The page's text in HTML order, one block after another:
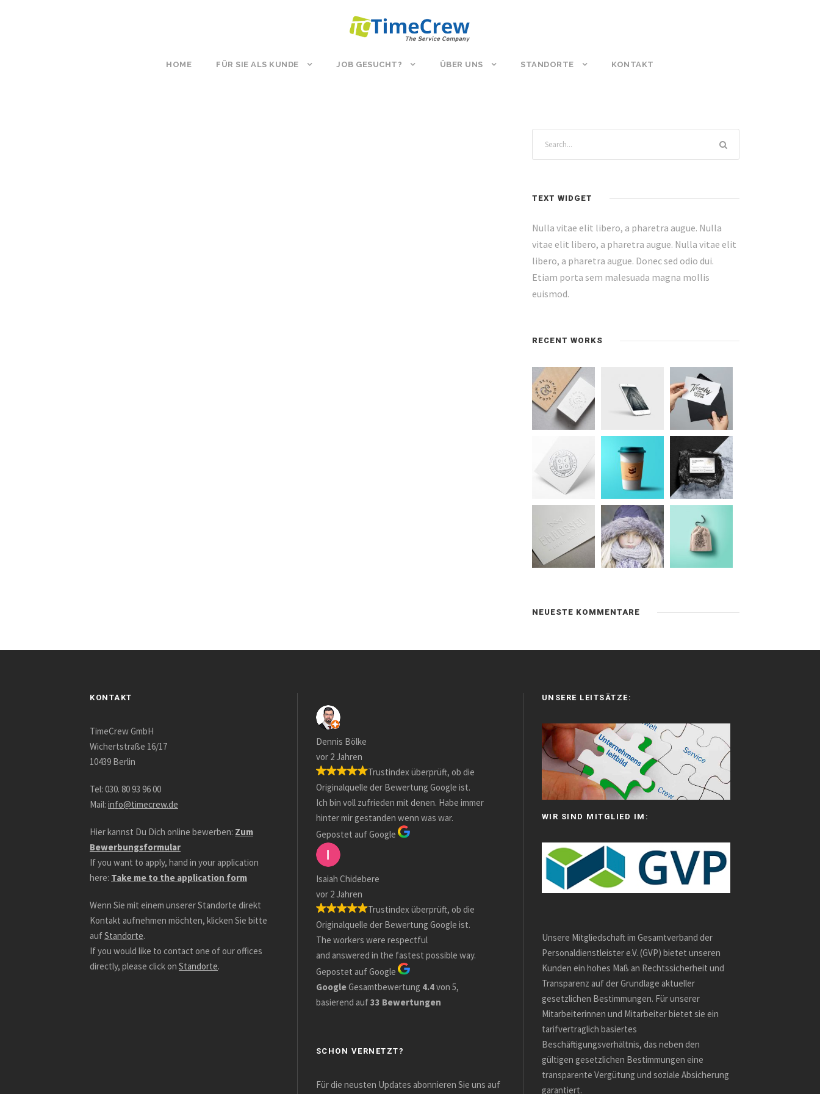
HOME FÜR SIE ALS KUNDE JOB GESUCHT? ÜBER UNS STANDORTE KONTAKT
TEXT WIDGET
Nulla vitae elit libero, a pharetra augue. Nulla
vitae elit libero, a pharetra augue. Nulla vitae elit
libero, a pharetra augue. Donec sed odio dui.
Etiam porta sem malesuada magna mollis
euismod.
RECENT WORKS
NEUESTE KOMMENTARE
KONTAKT
TimeCrew GmbH
Wichertstraße 16/17
10439 Berlin
Tel: 030. 80 93 96 00
Mail: info@timecrew.de
Hier kannst Du Dich online bewerben: Zum
Bewerbungsformular
If you want to apply, hand in your application
here: Take me to the application form
Wenn Sie mit einem unserer Standorte direkt
Kontakt aufnehmen möchten, klicken Sie bitte
aufStandorte.
If you would like to contact one of our offices
directly, please click on Standorte.
Dennis Bölke
vor 2 Jahren
Trustindex überprüft, ob die
Originalquelle der Bewertung Google ist.
Ich bin voll zufrieden mit denen. Habe immer
hinter mir gestanden wenn was war.
Gepostet auf Google
Isaiah Chidebere
vor 2 Jahren
Trustindex überprüft, ob die
Originalquelle der Bewertung Google ist.
The workers were respectful
and answered in the fastest possible way.
Gepostet auf Google
GoogleGesamtbewertung 4.4von 5,
basierend auf33 Bewertungen
SCHON VERNETZT?
Für die neusten Updates abonnieren Sie uns auf
UNSERE LEITSÄTZE:
WIR SIND MITGLIED IM:
Unsere Mitgliedschaft im Gesamtverband der
Personaldienstleister e.V. (GVP) bietet unseren
Kunden ein hohes Maß an Rechtssicherheit und
Transparenz auf der Grundlage aktueller
gesetzlichen Bestimmungen. Für unserer
Mitarbeiterinnen und Mitarbeiter bietet sie ein
tarifvertraglich basiertes
Beschäftigungsverhältnis, das neben den
gültigen gesetzlichen Bestimmungen eine
transparente Vergütung und soziale Absicherung
garantiert.